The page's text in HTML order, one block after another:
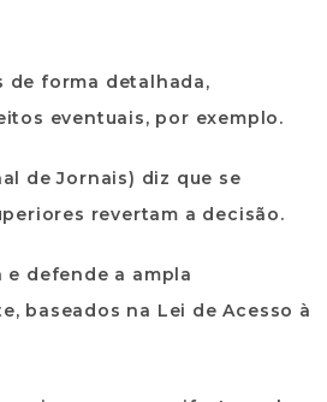
de forma detalhada,
eventuais, por exemplo.
de Jornais) diz que se
revertam a decisão.
defende a ampla
baseados na Lei de Acesso à